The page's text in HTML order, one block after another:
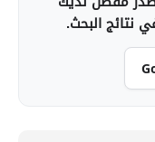
نتائج البحث.